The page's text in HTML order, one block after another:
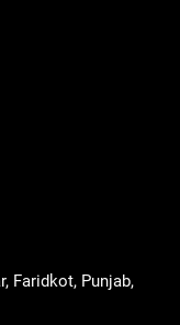
Faridkot, Punjab,